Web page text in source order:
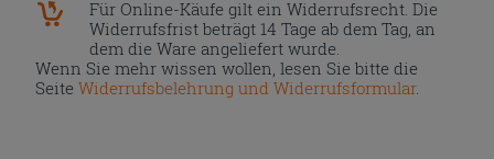
Für Online-Käufe gilt ein Widerrufsrecht. Die
Widerrufsfrist beträgt 14 Tage ab dem Tag, an
dem die Ware angeliefert wurde.
Wenn Sie mehr wissen wollen, lesen Sie bitte die
SeiteWiderrufsbelehrung und Widerrufsformular.